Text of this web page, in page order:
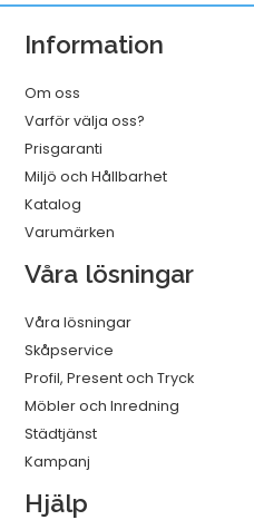
C
2.0
1m
mängd
Information
Om oss
Varför välja oss?
Prisgaranti
Miljö och Hållbarhet
Katalog
Varumärken
Våra lösningar
Våra lösningar
Skåpservice
Profil, Present och Tryck
Möbler och Inredning
Städtjänst
Kampanj
Hjälp